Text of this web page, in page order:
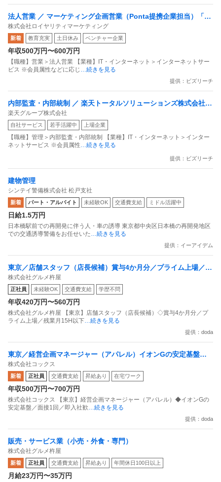
法人営業 ／ マーケティング企画営業（Ponta提携企業担当）「国
内最大級の共通ポイントサービスを展開／無駄のない消費社会を
目指すデータマーケティングカンパニー」
株式会社ロイヤリティマーケティング
新着 教育充実 土日休み ベンチャー企業
年収500万円〜600万円
【職種】営業＞法人営業 【業種】IT・インターネット＞インターネットサー
ビス ※会員属性などに応じ
…続きを見る
提供：ビズリーチ
内部監査・内部統制 ／ 楽天トータルソリューションズ株式会社
戦略事業コンプライアンス支援部 業務統制支援課：ショップコン
プライアンス推進担当（SBCSD）
楽天グループ株式会社
自社サービス 若手活躍中 上場企業
【職種】管理＞内部監査・内部統制 【業種】IT・インターネット＞インター
ネットサービス ※会員属性 …続きを見る
提供：ビズリーチ
建物管理
シンテイ警備株式会社 松戸支社
新着 パート・アルバイト 未経験OK 交通費支給 ミドル活躍中
日給1.5万円
日本橋駅前での再開発に伴う人・車の誘導 東京都中央区日本橋の再開発地区
での交通誘導警備をお任せいた …続きを見る
提供：イーアイデム
東京／店舗スタッフ（店長候補）賞与4か月分／プライム上場／残
業月15H以下／新店オープン多数
株式会社グルメ杵屋
正社員 未経験OK 交通費支給 学歴不問
年収420万円〜560万円
株式会社グルメ杵屋 【東京】店舗スタッフ（店長候補）◇賞与4か月分／プ
ライム上場／残業月15H以下 …続きを見る
提供：doda
東京／経営企画マネージャー（アパレル）イオンGの安定基盤／
面接1回／即入社歓迎
株式会社コックス
新着 正社員 交通費支給 昇給あり 在宅ワーク
年収500万円〜700万円
株式会社コックス 【東京】経営企画マネージャー（アパレル）◆イオンGの
安定基盤／面接1回／即入社歓 …続きを見る
提供：doda
販売・サービス業（小売・外食・専門）
株式会社グルメ杵屋
新着 正社員 交通費支給 昇給あり 年間休日100日以上
月給23万円〜35万円